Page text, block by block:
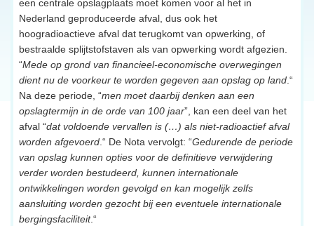
een centrale opslagplaats moet komen voor al het in
Nederland geproduceerde afval, dus ook het
hoogradioactieve afval dat terugkomt van opwerking, of
bestraalde splijtstofstaven als van opwerking wordt afgezien.
“Mede op grond van financieel-economische overwegingen
dient nu de voorkeur te worden gegeven aan opslag op land .“
Na deze periode, “men moet daarbij denken aan een
opslagtermijn in de orde van 100 jaar”, kan een deel van het
afval “dat voldoende vervallen is (…) als niet-radioactief afval
worden afgevoerd .“ De Nota vervolgt: “Gedurende de periode
van opslag kunnen opties voor de definitieve verwijdering
verder worden bestudeerd, kunnen internationale
ontwikkelingen worden gevolgd en kan mogelijk zelfs
aansluiting worden gezocht bij een eventuele internationale
bergingsfaciliteit.“